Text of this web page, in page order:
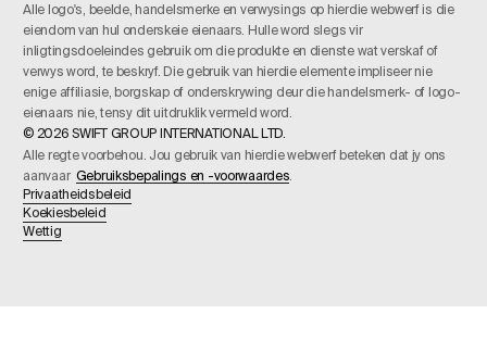
Alle logo's, beelde, handelsmerke en verwysings op hierdie webwerf is die
eiendom van hul onderskeie eienaars. Hulle word slegs vir
inligtingsdoeleindes gebruik om die produkte en dienste wat verskaf of
verwys word, te beskryf. Die gebruik van hierdie elemente impliseer nie
enige affiliasie, borgskap of onderskrywing deur die handelsmerk- of logo-
eienaars nie, tensy dit uitdruklik vermeld word.
© 2026 SWIFT GROUP INTERNATIONAL LTD.
Alle regte voorbehou. Jou gebruik van hierdie webwerf beteken dat jy ons
aanvaar Gebruiksbepalings en -voorwaardes
Privaatheidsbeleid
Koekiesbeleid
Wettig